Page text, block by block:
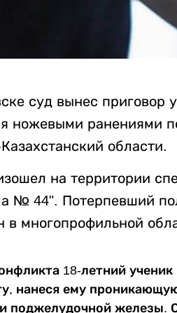
суд вынес приговор
ножевыми ранениями
области.
на территории
№ 44". Потерпевший
в многопрофильной
18-летний
нанеся ему
поджелудочной железы.